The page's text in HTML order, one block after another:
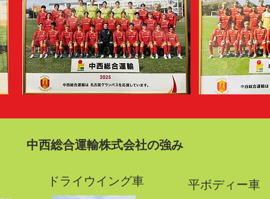
中西総合運輸株式会社の強み
​ドライウイング車 ​平ボディー車